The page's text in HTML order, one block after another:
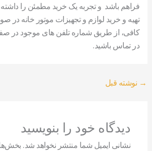
فراهم باشد و تجربه­ یک خرید مطمئن را داشته
تهیه و خرید لوازم و تجهیزات موتور خانه
کافی، از طریق شماره تلفن های موجود در
در تماس باشید.
→ نوشته قبل
دیدگاه‌ خود را بنویسید
نشانی ایمیل شما منتشر نخواهد شد.